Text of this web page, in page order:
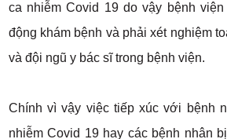
ca nhiễm Covid 19 do vậy bệnh
động khám bệnh và phải xét nghiệm
và đội ngũ y bác sĩ trong bệnh viện.
Chính vì vậy việc tiếp xúc với bệnh
nhiễm Covid 19 hay các bệnh nhân